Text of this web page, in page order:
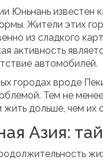
Юньнань известен
Жители этих
из сладкого
активность
автомобилей.
городах вроде
Тем не
дольше, чем их
Азия: